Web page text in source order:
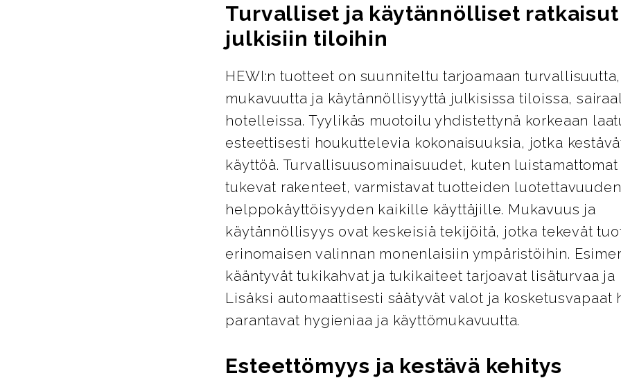
Turvalliset ja käytännölliset ratkaisut
julkisiin tiloihin
HEWI:n tuotteet on suunniteltu tarjoamaan turvallisuutta,
mukavuutta ja käytännöllisyyttä julkisissa tiloissa,
hotelleissa. Tyylikäs muotoilu yhdistettynä korkeaan
esteettisesti houkuttelevia kokonaisuuksia, jotka
käyttöä. Turvallisuusominaisuudet, kuten
tukevat rakenteet, varmistavat tuotteiden
helppokäyttöisyyden kaikille käyttäjille. Mukavuus ja
käytännöllisyys ovat keskeisiä tekijöitä, jotka tekevät
erinomaisen valinnan monenlaisiin ympäristöihin.
kääntyvät tukikahvat ja tukikaiteet tarjoavat lisäturvaa ja
Lisäksi automaattisesti säätyvät valot ja kosketusvapaat
parantavat hygieniaa ja käyttömukavuutta.
Esteettömyys ja kestävä kehitys